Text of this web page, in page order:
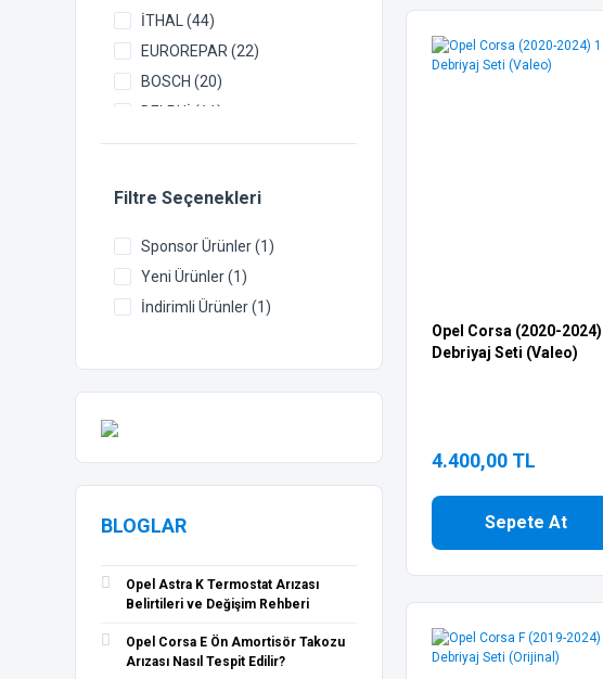
İTHAL (44)
EUROREPAR (22)
BOSCH (20)
DELPHİ (11)
VALEO (8)
DAYCO (5)
FERODO (2)
FROW (2)
GATES (2)
PHIRA (2)
Filtre Seçenekleri
Sponsor Ürünler (1)
Yeni Ürünler (1)
İndirimli Ürünler (1)
BLOGLAR
Opel Astra K Termostat Arızası
Belirtileri ve Değişim Rehberi
Opel Corsa E Ön Amortisör Takozu
Arızası Nasıl Tespit Edilir?
Opel Corsa (2020-
Debriyaj Seti (Valeo)
4.400,00 TL
Sepete At